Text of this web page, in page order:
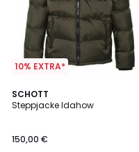
10% EXTRA*
SCHOTT
Steppjacke Idahow
150,00 €
4,6
/ 5
2
Farben